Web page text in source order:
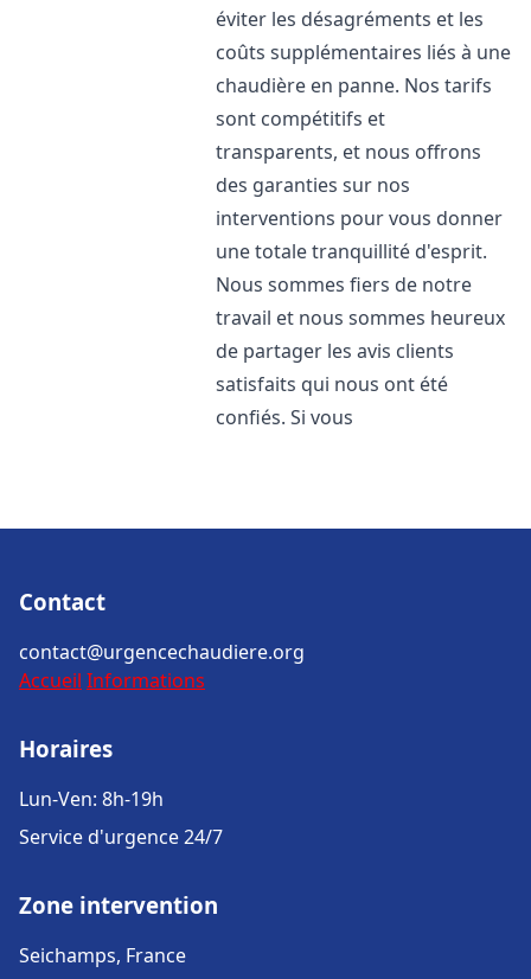
éviter les désagréments et les
coûts supplémentaires liés à une
chaudière en panne. Nos tarifs
sont compétitifs et
transparents, et nous offrons
des garanties sur nos
interventions pour vous donner
une totale tranquillité d'esprit.
Nous sommes fiers de notre
travail et nous sommes heureux
de partager les avis clients
satisfaits qui nous ont été
confiés. Si vous
Contact
contact@urgencechaudiere.org
Accueil Informations
Horaires
Lun-Ven: 8h-19h
Service d'urgence 24/7
Zone intervention
Seichamps, France